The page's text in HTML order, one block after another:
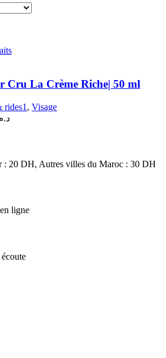
Cru La Crème Riche| 50 ml
rides1 , Visage
Plage
à
: 20 DH, Autres villes du Maroc : 30 DH
ligne